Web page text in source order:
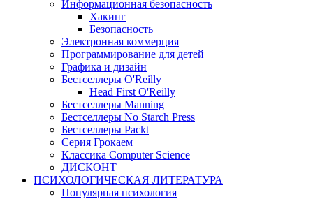
Информационная безопасность
Хакинг
Безопасность
Электронная коммерция
Программирование для детей
Графика и дизайн
Бестселлеры O'Reilly
Head First O'Reilly
Бестселлеры Manning
Бестселлеры No Starch Press
Бестселлеры Packt
Серия Грокаем
Классика Computer Science
ДИСКОНТ
ПСИХОЛОГИЧЕСКАЯ ЛИТЕРАТУРА
Популярная психология